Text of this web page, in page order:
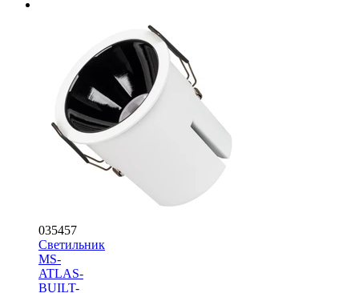
035457
Светильник
MS-
ATLAS-
BUILT-